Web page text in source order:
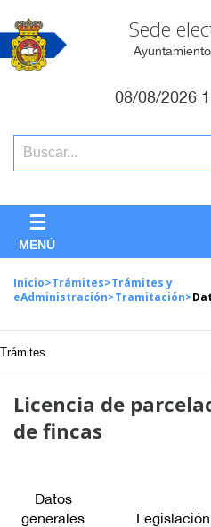
Sede
08/08/2026
☰
MENÚ
Inicio>Trámites>Trámites y
eAdministración>Tramitación>
Licencia de
de fincas
Datos
generales
Legislación